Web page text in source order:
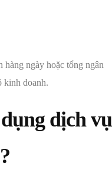
hàng ngày hoặc tổng ngân
kinh doanh.
dịch vụ